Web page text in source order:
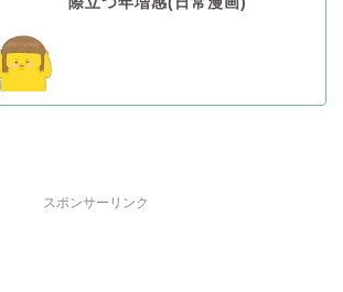
スポンサーリンク